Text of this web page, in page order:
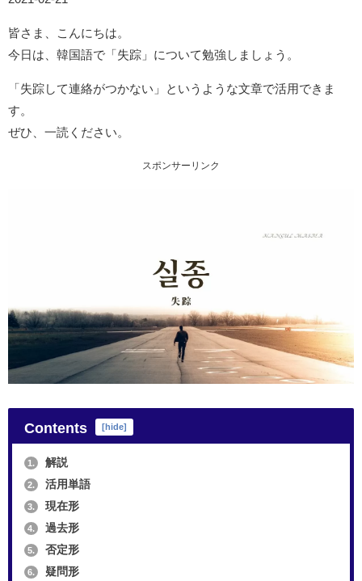
皆さま、こんにちは。
今日は、韓国語で「失踪」について勉強しましょう。
「失踪して連絡がつかない」というような文章で活用できま
す。
ぜひ、一読ください。
スポンサーリンク
Contents [hide]
1. 解説
2. 活用単語
3. 現在形
4. 過去形
5. 否定形
6. 疑問形